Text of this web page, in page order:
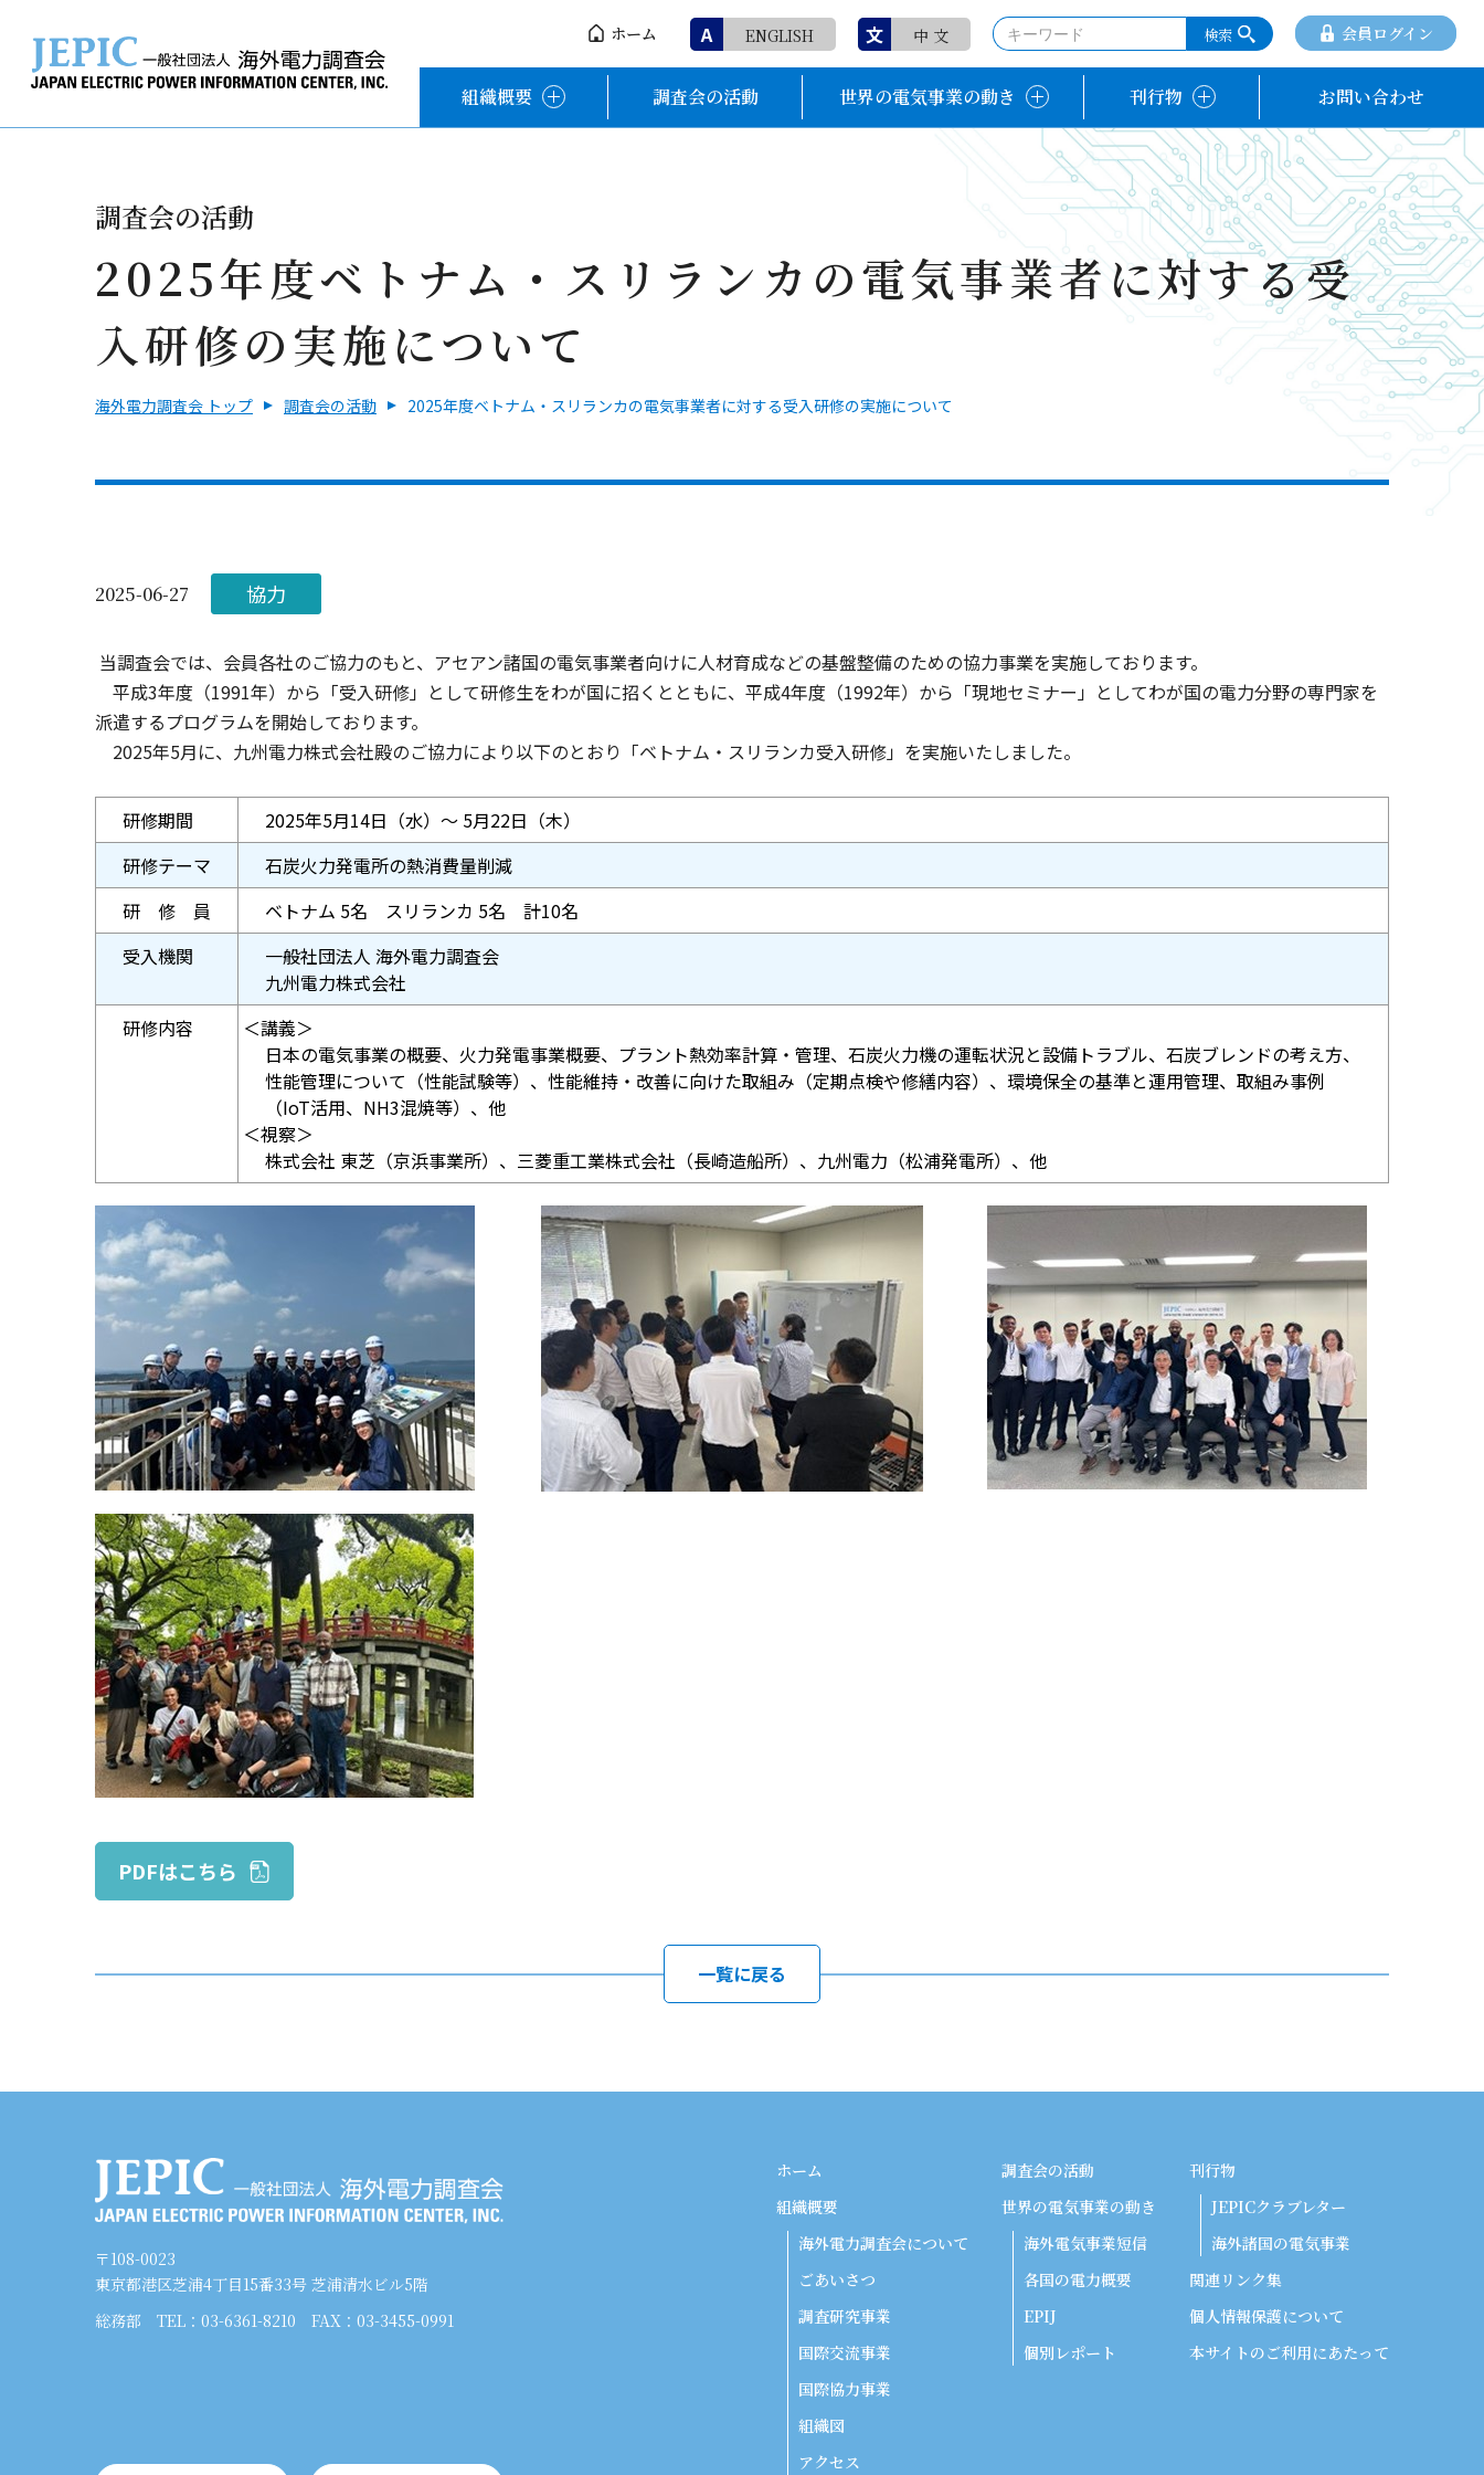
ホーム A ENGLISH 文 中 文 会員ログイン
組織概要 調査会の活動 世界の電気事業の動き 刊行物 お問い合わせ
調査会の活動
2025年度ベトナム・スリランカの電気事業者に対する受
入研修の実施について
海外電力調査会 トップ 調査会の活動 2025年度ベトナム・スリランカの電気事業者に対する受入研修の実施について
2025-06-27 協力
当調査会では、会員各社のご協力のもと、アセアン諸国の電気事業者向けに人材育成などの基盤整備のための協力事業を実施しております。
平成3年度（1991年）から「受入研修」として研修生をわが国に招くとともに、平成4年度（1992年）から「現地セミナー」としてわが国の電力分野の専門家を
派遣するプログラムを開始しております。
2025年5月に、九州電力株式会社殿のご協力により以下のとおり「ベトナム・スリランカ受入研修」を実施いたしました。
研修期間
2025年5月14日（水）～ 5月22日（木）
研修テーマ
石炭火力発電所の熱消費量削減
研 修 員
ベトナム 5名 スリランカ 5名 計10名
受入機関
一般社団法人 海外電力調査会
九州電力株式会社
研修内容
＜講義＞
日本の電気事業の概要、火力発電事業概要、プラント熱効率計算・管理、石炭火力機の運転状況と設備トラブル、石炭ブレンドの考え方、
性能管理について（性能試験等）、性能維持・改善に向けた取組み（定期点検や修繕内容）、環境保全の基準と運用管理、取組み事例
（IoT活用、NH3混焼等）、他
＜視察＞
株式会社 東芝（京浜事業所）、三菱重工業株式会社（長崎造船所）、九州電力（松浦発電所）、他
PDFはこちら
一覧に戻る
〒108-0023
東京都港区芝浦4丁目15番33号 芝浦清水ビル5階
総務部
TEL：03-6361-8210 FAX：03-3455-0991
ホーム
組織概要
海外電力調査会について
ごあいさつ
調査研究事業
国際交流事業
国際協力事業
組織図
アクセス
調査会の活動
世界の電気事業の動き
海外電気事業短信
各国の電力概要
EPIJ
個別レポート
刊行物
JEPICクラブレター
海外諸国の電気事業
関連リンク集
個人情報保護について
本サイトのご利用にあたって